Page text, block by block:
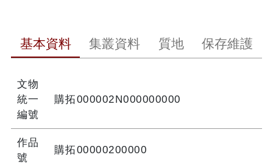
基本資料 集叢資料 質地 保存維護
文物
統一
編號
購拓000002N000000000
作品
號
購拓00000200000